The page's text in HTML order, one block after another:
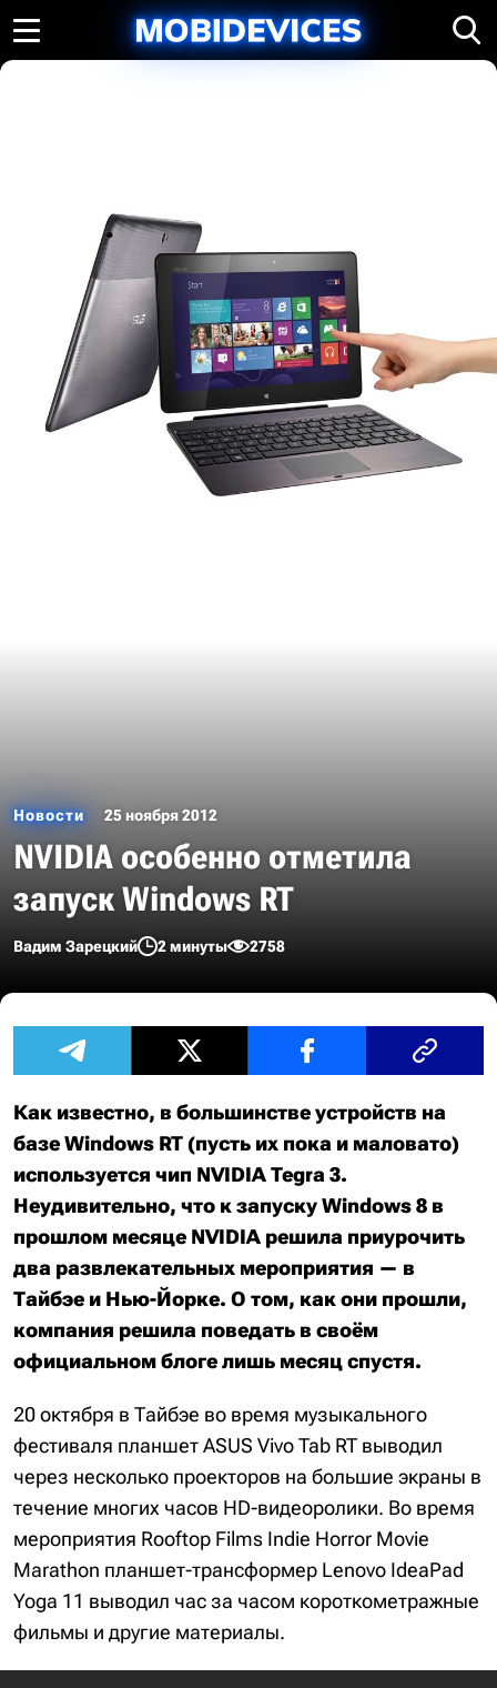
Новости 25 ноября 2012
NVIDIA особенно отметила
запуск Windows RT
Вадим Зарецкий 2 минуты 2758
Как известно, в большинстве устройств на
базе Windows RT (пусть их пока и маловато)
используется чип NVIDIA Tegra 3.
Неудивительно, что к запуску Windows 8 в
прошлом месяце NVIDIA решила приурочить
два развлекательных мероприятия — в
Тайбэе и Нью-Йорке. О том, как они прошли,
компания решила поведать в своём
официальном блоге лишь месяц спустя.
20 октября в Тайбэе во время музыкального
фестиваля планшет ASUS Vivo Tab RT выводил
через несколько проекторов на большие экраны в
течение многих часов HD-видеоролики. Во время
мероприятия Rooftop Films Indie Horror Movie
Marathon планшет-трансформер Lenovo IdeaPad
Yoga 11 выводил час за часом короткометражные
фильмы и другие материалы.